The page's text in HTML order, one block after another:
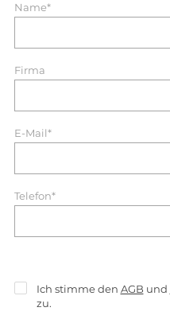
Name*
Firma
E-Mail*
Telefon*
Ich stimme den AGB und
zu.